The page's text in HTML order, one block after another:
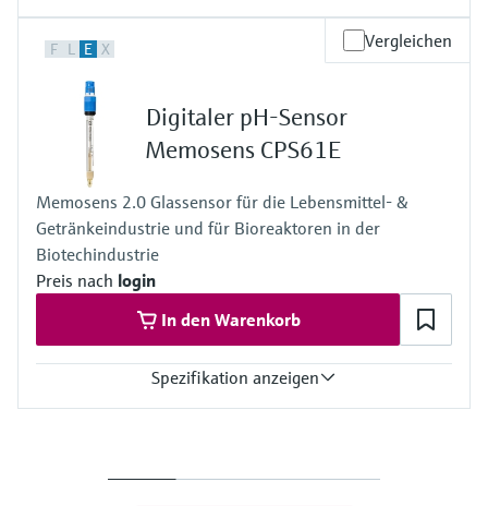
-1500mV ... +1500mV
0 ... 80 °C (32 ... 170 °F)
Prozessdruck
1 ... 10 bar abs bei 80 °C
(15 ... 145 psi abs bei 176 °F)
F L E X Vergleichen
Digitaler pH-Sensor
Memosens CPS61E
Memosens 2.0 Glassensor für die Lebensmittel- &
Getränkeindustrie und für Bioreaktoren in der
Biotechindustrie
Preis nach login
In den Warenkorb
Spezifikation anzeigen